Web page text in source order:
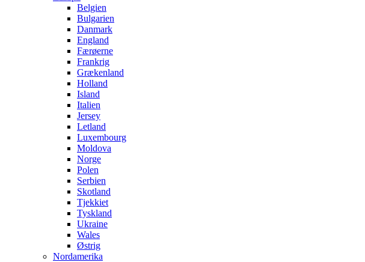
Belgien
Bulgarien
Danmark
England
Færøerne
Frankrig
Grækenland
Holland
Island
Italien
Jersey
Letland
Luxembourg
Moldova
Norge
Polen
Serbien
Skotland
Tjekkiet
Tyskland
Ukraine
Wales
Østrig
Nordamerika